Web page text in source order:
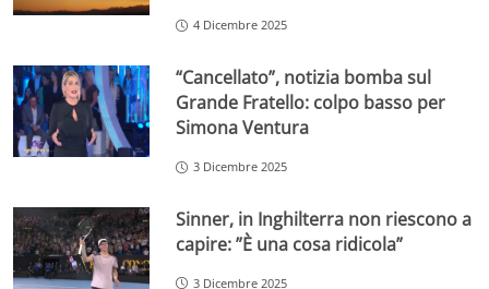
4 Dicembre 2025
“Cancellato”, notizia bomba sul
Grande Fratello: colpo basso per
Simona Ventura
3 Dicembre 2025
Sinner, in Inghilterra non riescono a
capire: ”È una cosa ridicola”
3 Dicembre 2025